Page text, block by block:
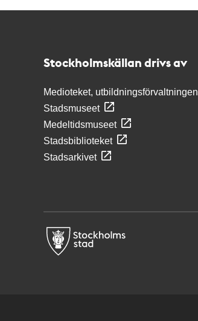
Stockholmskällan drivs av
Medioteket, utbildningsförvaltningen
Stadsmuseet
Medeltidsmuseet
Stadsbiblioteket
Stadsarkivet